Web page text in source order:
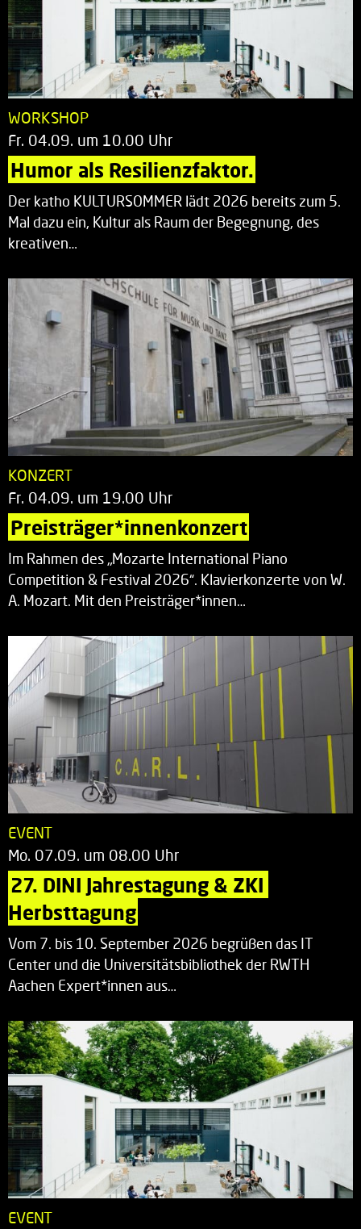
WORKSHOP
Fr. 04.09. um 10.00 Uhr
Humor als Resilienzfaktor.
Der katho KULTURSOMMER lädt 2026 bereits zum 5.
Mal dazu ein, Kultur als Raum der Begegnung, des
kreativen…
KONZERT
Fr. 04.09. um 19.00 Uhr
Preisträger*innenkonzert
Im Rahmen des „Mozarte International Piano
Competition & Festival 2026“. Klavierkonzerte von W.
A. Mozart. Mit den Preisträger*innen…
EVENT
Mo. 07.09. um 08.00 Uhr
27. DINI Jahrestagung & ZKI
Herbsttagung
Vom 7. bis 10. September 2026 begrüßen das IT
Center und die Universitätsbibliothek der RWTH
Aachen Expert*innen aus…
EVENT